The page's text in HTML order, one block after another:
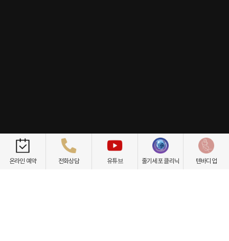
개인정보취급방침 이용약관 환자권리장전 비급여항목
온라인 예약 전화상담 유튜브 줄기세포 클리닉 텐바디업